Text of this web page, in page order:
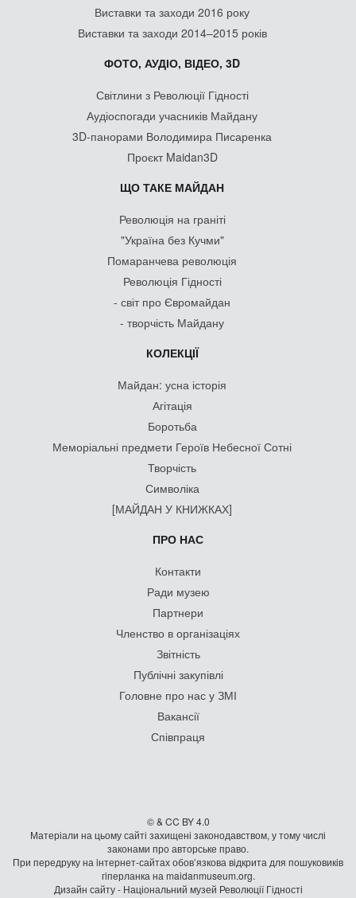
Виставки та заходи 2016 року
Виставки та заходи 2014–2015 років
ФОТО, АУДІО, ВІДЕО, 3D
Світлини з Революції Гідності
Аудіоспогади учасників Майдану
3D-панорами Володимира Писаренка
Проєкт Maidan3D
ЩО ТАКЕ МАЙДАН
Революція на граніті
"Україна без Кучми"
Помаранчева революція
Революція Гідності
- світ про Євромайдан
- творчість Майдану
КОЛЕКЦІЇ
Майдан: усна історія
Агітація
Боротьба
Меморіальні предмети Героїв Небесної Сотні
Творчість
Символіка
[МАЙДАН У КНИЖКАХ]
ПРО НАС
Контакти
Ради музею
Партнери
Членство в організаціях
Звітність
Публічні закупівлі
Головне про нас у ЗМІ
Вакансії
Співпраця
© & CC BY 4.0
Матеріали на цьому сайті захищені законодавством, у тому числі
законами про авторське право.
При передруку на iнтернет-сайтах обов’язкова відкрита для пошуковиків
гiперланка на maidanmuseum.org.
Дизайн сайту - Національний музей Революції Гідності